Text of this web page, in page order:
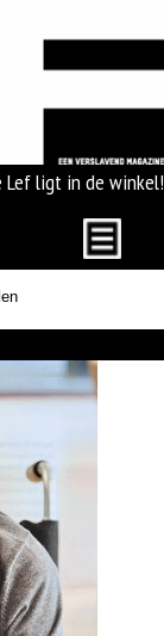
Lef ligt in de winkel!